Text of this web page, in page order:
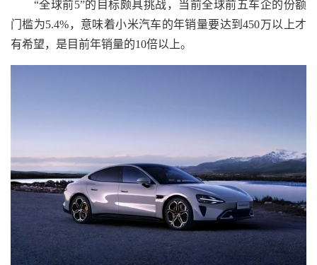
“全球前5”的目标颇具挑战，当前全球前五车企的份额
门槛为5.4%，意味着小米汽车的年销量要达到450万以上才
有希望，是目前年销量的10倍以上。